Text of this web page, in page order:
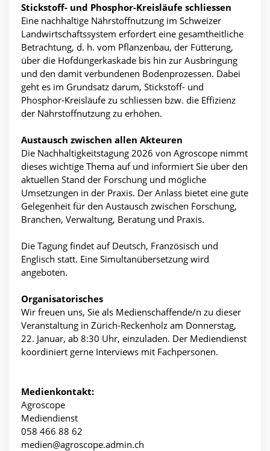
Stickstoff- und Phosphor-Kreisläufe schliessen
Eine nachhaltige Nährstoffnutzung im Schweizer
Landwirtschaftssystem erfordert eine gesamtheitliche
Betrachtung, d. h. vom Pflanzenbau, der Fütterung,
über die Hofdüngerkaskade bis hin zur Ausbringung
und den damit verbundenen Bodenprozessen. Dabei
geht es im Grundsatz darum, Stickstoff- und
Phosphor-Kreisläufe zu schliessen bzw. die Effizienz
der Nährstoffnutzung zu erhöhen.
Austausch zwischen allen Akteuren
Die Nachhaltigkeitstagung 2026 von Agroscope nimmt
dieses wichtige Thema auf und informiert Sie über den
aktuellen Stand der Forschung und mögliche
Umsetzungen in der Praxis. Der Anlass bietet eine gute
Gelegenheit für den Austausch zwischen Forschung,
Branchen, Verwaltung, Beratung und Praxis.
Die Tagung findet auf Deutsch, Französisch und
Englisch statt. Eine Simultanübersetzung wird
angeboten.
Organisatorisches
Wir freuen uns, Sie als Medienschaffende/n zu dieser
Veranstaltung in Zürich-Reckenholz am Donnerstag,
22. Januar, ab 8:30 Uhr, einzuladen. Der Mediendienst
koordiniert gerne Interviews mit Fachpersonen.
Medienkontakt:
Agroscope
Mediendienst
058 466 88 62
medien@agroscope.admin.ch